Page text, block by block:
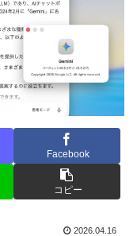
Facebook
コピー
2026.04.16